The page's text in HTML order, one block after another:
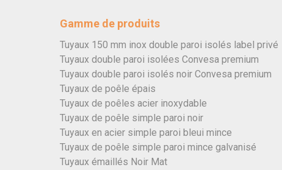
Gamme de produits
Tuyaux 150 mm inox double paroi isolés label privé
Tuyaux double paroi isolées Convesa premium
Tuyaux double paroi isolés noir Convesa premium
Tuyaux de poêle épais
Tuyaux de poêles acier inoxydable
Tuyaux de poêle simple paroi noir
Tuyaux en acier simple paroi bleui mince
Tuyaux de poêle simple paroi mince galvanisé
Tuyaux émaillés Noir Mat